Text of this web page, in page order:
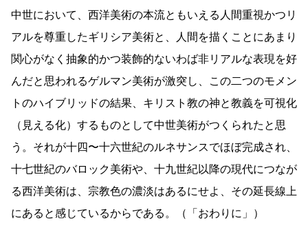
中世において、西洋美術の本流ともいえる人間重視かつリ
アルを尊重したギリシア美術と、人間を描くことにあまり
関心がなく抽象的かつ装飾的ないわば非リアルな表現を好
んだと思われるゲルマン美術が激突し、この二つのモメン
トのハイブリッドの結果、キリスト教の神と教義を可視化
（見える化）するものとして中世美術がつくられたと思
う。それが十四〜十六世紀のルネサンスでほぼ完成され、
十七世紀のバロック美術や、十九世紀以降の現代につなが
る西洋美術は、宗教色の濃淡はあるにせよ、その延長線上
にあると感じているからである。（「おわりに」）